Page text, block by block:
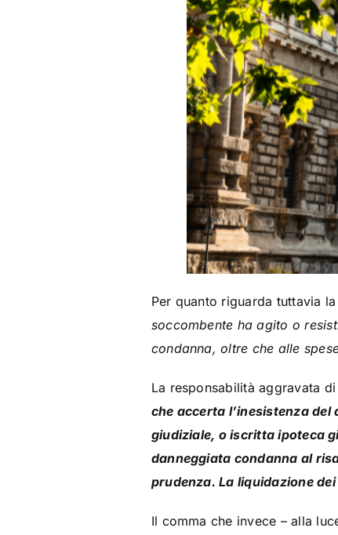
Per quanto riguarda tuttavia
soccombente ha agito o
condanna, oltre che alle
La responsabilità aggravata
che accerta l’inesistenza
giudiziale, o iscritta ipoteca
danneggiata condanna al
prudenza. La liquidazione
Il comma che invece – alla